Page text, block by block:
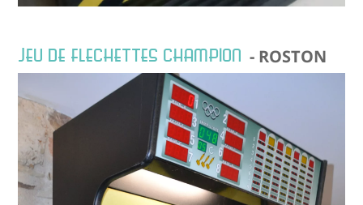
JEU DE FLECHETTES CHAMPION - ROSTON